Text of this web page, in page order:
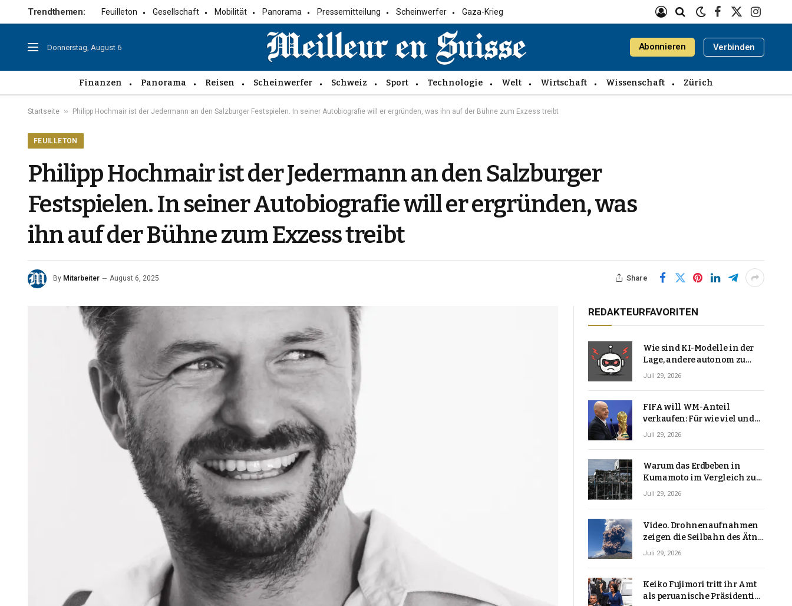
Trendthemen: Feuilleton Gesellschaft Mobilität Panorama Pressemitteilung Scheinwerfer Gaza-Krieg
Facebook
X
Donnerstag, August 6 Abonnieren Verbinden
Finanzen Panorama Reisen Scheinwerfer Schweiz Sport Technologie Welt Wirtschaft Wissenschaft Zürich
Startseite » Philipp Hochmair ist der Jedermann an den Salzburger Festspielen. In seiner Autobiografie will er ergründen, was ihn auf der Bühne zum Exzess treibt
FEUILLETON
Philipp Hochmair ist der Jedermann an den Salzburger
Festspielen. In seiner Autobiografie will er ergründen, was
ihn auf der Bühne zum Exzess treibt
By Mitarbeiter August 6, 2025 Share
REDAKTEURFAVORITEN
Wie sind KI-Modelle in der
Lage, andere autonom zu
hacken? | Technologie-News
Juli 29, 2026
FIFA will WM-Anteil
verkaufen: Für wie viel und
warum macht Gianni
Juli 29, 2026
Warum das Erdbeben in
Kumamoto im Vergleich zu
den meisten Erdbeben, die
Juli 29, 2026
Video. Drohnenaufnahmen
zeigen die Seilbahn des Ätna
über einer Vulkanlandschaft
Juli 29, 2026
Keiko Fujimori tritt ihr Amt
als peruanische Präsidentin